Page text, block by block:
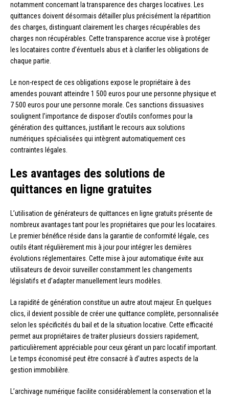
notamment concernant la transparence des charges locatives. Les
quittances doivent désormais détailler plus précisément la répartition
des charges, distinguant clairement les charges récupérables des
charges non récupérables. Cette transparence accrue vise à protéger
les locataires contre d’éventuels abus et à clarifier les obligations de
chaque partie.
Le non-respect de ces obligations expose le propriétaire à des
amendes pouvant atteindre 1 500 euros pour une personne physique et
7 500 euros pour une personne morale. Ces sanctions dissuasives
soulignent l’importance de disposer d’outils conformes pour la
génération des quittances, justifiant le recours aux solutions
numériques spécialisées qui intègrent automatiquement ces
contraintes légales.
Les avantages des solutions de
quittances en ligne gratuites
L’utilisation de générateurs de quittances en ligne gratuits présente de
nombreux avantages tant pour les propriétaires que pour les locataires.
Le premier bénéfice réside dans la garantie de conformité légale, ces
outils étant régulièrement mis à jour pour intégrer les dernières
évolutions réglementaires. Cette mise à jour automatique évite aux
utilisateurs de devoir surveiller constamment les changements
législatifs et d’adapter manuellement leurs modèles.
La rapidité de génération constitue un autre atout majeur. En quelques
clics, il devient possible de créer une quittance complète, personnalisée
selon les spécificités du bail et de la situation locative. Cette efficacité
permet aux propriétaires de traiter plusieurs dossiers rapidement,
particulièrement appréciable pour ceux gérant un parc locatif important.
Le temps économisé peut être consacré à d’autres aspects de la
gestion immobilière.
L’archivage numérique facilite considérablement la conservation et la